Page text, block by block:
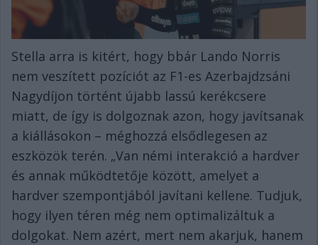
Stella arra is kitért, hogy bbár Lando Norris
nem veszített pozíciót az F1-es Azerbajdzsáni
Nagydíjon történt újabb lassú kerékcsere
miatt, de így is dolgoznak azon, hogy javítsanak
a kiállásokon – méghozzá elsődlegesen az
eszközök terén. „Van némi interakció a hardver
és annak működtetője között, amelyet a
hardver szempontjából javítani kellene. Tudjuk,
hogy ilyen téren még nem optimalizáltuk a
dolgokat. Nem azért, mert nem akarjuk, hanem